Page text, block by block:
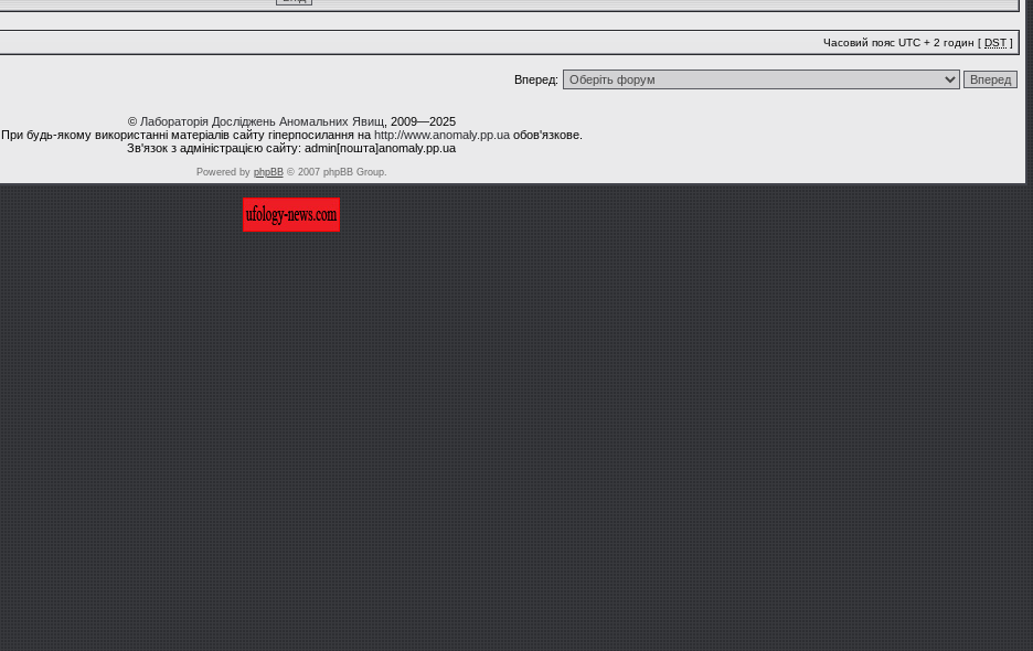
Часовий пояс UTC + 2 годин [ DST ]
Вперед:
© Лабораторія Досліджень Аномальних Явищ , 2009—2025
При будь-якому використанні матеріалів сайту гіперпосилання на http://www.anomaly.pp.uaобов'язкове.
Зв'язок з адміністрацією сайту: admin[пошта]anomaly.pp.ua
Powered by phpBB© 2007 phpBB Group.